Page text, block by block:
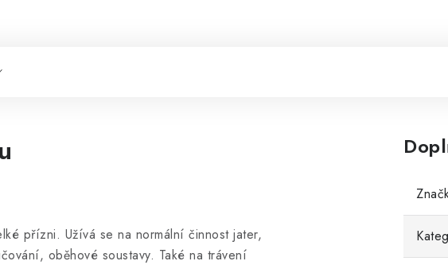
přízni. Užívá se na normální činnost jater,
oběhové soustavy. Také na trávení